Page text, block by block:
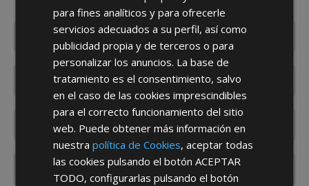
para fines analíticos y para ofrecerle
servicios adecuados a su perfil, así como
publicidad propia y de terceros o para
personalizar los anuncios. La base de
tratamiento es el consentimiento, salvo
en el caso de las cookies imprescindibles
para el correcto funcionamiento del sitio
web. Puede obtener más información en
nuestrapolítica de Cookies, aceptar todas
las cookies pulsando el botónACEPTAR
TODO, configurarlas pulsando el botón